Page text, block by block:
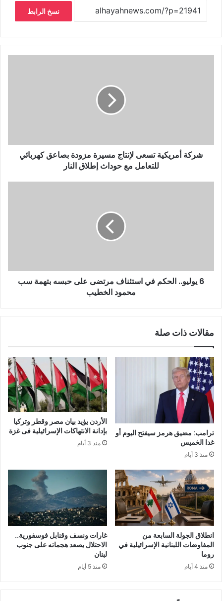
نسخ الرابط
شركة أمريكية تسعى لإنتاج مسيرة مزودة بصاعق كهربائي
للتعامل مع حوداث إطلاق النار
6 يوليو.. الحكم في استئناف مرتضى على حبسه بتهمة سب
محمود الخطيب
مقالات ذات صلة
ترامب: مضيق هرمز سيفتح اليوم أو
غدا الخميس
منذ 3 أيام
الأردن يؤيد بيان مصر وقطر وتركيا
بإدانة الانتهاكات الإسرائيلية فى غزة
منذ 3 أيام
انطلاق الجولة السابعة من
المفاوضات اللبنانية الإسرائيلية في
روما
منذ 4 أيام
غارات ونسف وقنابل فوسفورية..
الاحتلال يصعد هجماته على جنوب
لبنان
منذ 5 أيام